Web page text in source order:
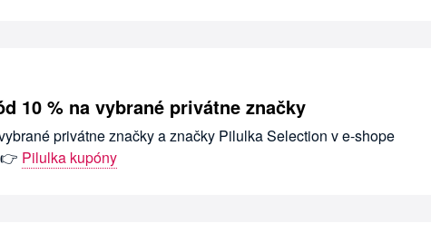
10 % na vybrané privátne značky
privátne značky a značky Pilulka Selection v e-shope
Pilulka kupóny